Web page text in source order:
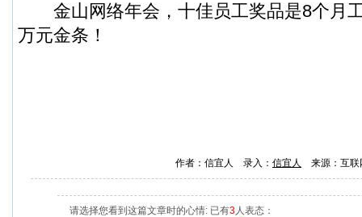
金山网络年会，十佳员工奖品是8个月
万元金条！
作者：信宜人 录入： 信宜人 来源：互
请选择您看到这篇文章时的心情: 已有3人表态：